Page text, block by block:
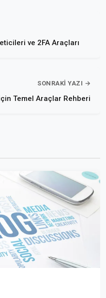
ve 2FA Araçları
SONRAKI YAZI →
Temel Araçlar Rehberi